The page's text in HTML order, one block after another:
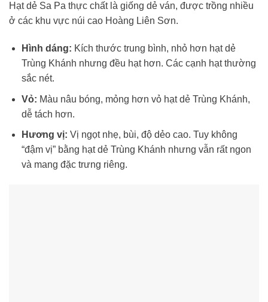
Hạt dẻ Sa Pa thực chất là giống dẻ ván, được trồng nhiều
ở các khu vực núi cao Hoàng Liên Sơn.
Hình dáng: Kích thước trung bình, nhỏ hơn hạt dẻ
Trùng Khánh nhưng đều hạt hơn. Các cạnh hạt thường
sắc nét.
Vỏ: Màu nâu bóng, mỏng hơn vỏ hạt dẻ Trùng Khánh,
dễ tách hơn.
Hương vị: Vị ngọt nhẹ, bùi, độ dẻo cao. Tuy không
“đậm vị” bằng hạt dẻ Trùng Khánh nhưng vẫn rất ngon
và mang đặc trưng riêng.